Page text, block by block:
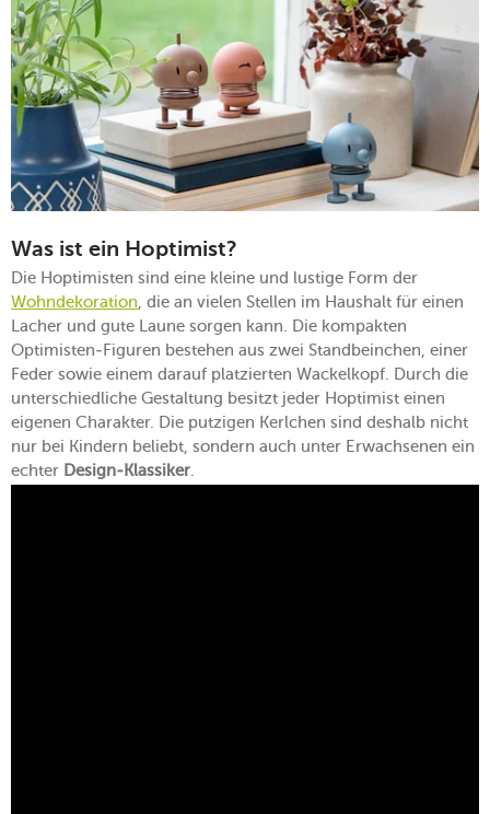
Was ist ein Hoptimist?
Die Hoptimisten sind eine kleine und lustige Form der
Wohndekoration , die an vielen Stellen im Haushalt für einen
Lacher und gute Laune sorgen kann. Die kompakten
Optimisten-Figuren bestehen aus zwei Standbeinchen, einer
Feder sowie einem darauf platzierten Wackelkopf. Durch die
unterschiedliche Gestaltung besitzt jeder Hoptimist einen
eigenen Charakter. Die putzigen Kerlchen sind deshalb nicht
nur bei Kindern beliebt, sondern auch unter Erwachsenen ein
echter Design-Klassiker